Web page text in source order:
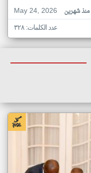
May 24, 2026
منذ شهرين
عدد الكلمات: ٣٢٨